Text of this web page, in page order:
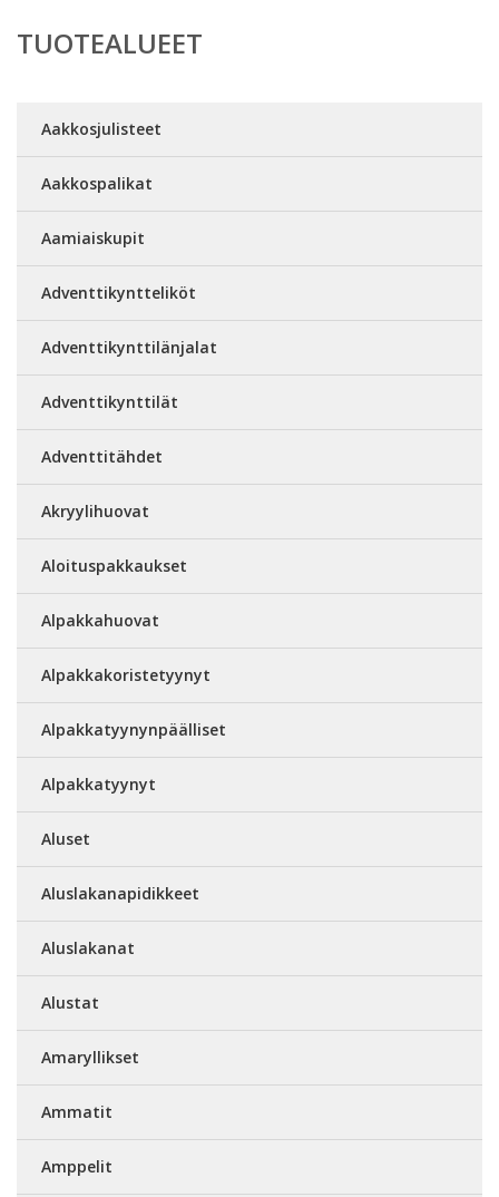
TUOTEALUEET
Aakkosjulisteet
Aakkospalikat
Aamiaiskupit
Adventtikyntteliköt
Adventtikynttilänjalat
Adventtikynttilät
Adventtitähdet
Akryylihuovat
Aloituspakkaukset
Alpakkahuovat
Alpakkakoristetyynyt
Alpakkatyynynpäälliset
Alpakkatyynyt
Aluset
Aluslakanapidikkeet
Aluslakanat
Alustat
Amaryllikset
Ammatit
Amppelit